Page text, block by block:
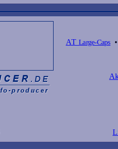
AT Large-Caps